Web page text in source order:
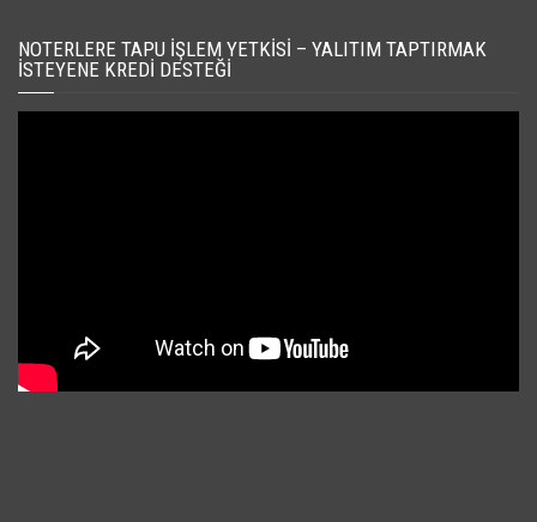
NOTERLERE TAPU İŞLEM YETKISI – YALITIM TAPTIRMAK
İSTEYENE KREDI DESTEĞI